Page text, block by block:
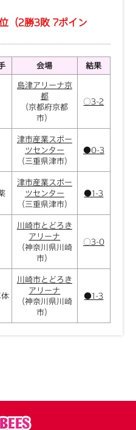
（2勝3敗 7ポイン
会場 結果
島津アリーナ京
都
（京都府京都
市）
○3-2
津市産業スポー
ツセンター
（三重県津市）
●0-3
津市産業スポー
ツセンター
（三重県津市）
●1-3
川崎市とどろき
アリーナ
（神奈川県川崎
市）
○3-0
川崎市とどろき
アリーナ
（神奈川県川崎
市）
●1-3